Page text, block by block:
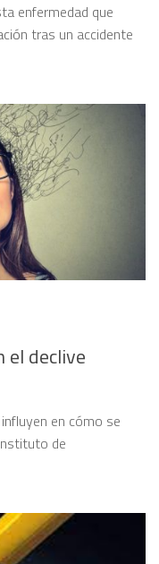
enfermedad que
tras un accidente
el declive
en cómo se
de